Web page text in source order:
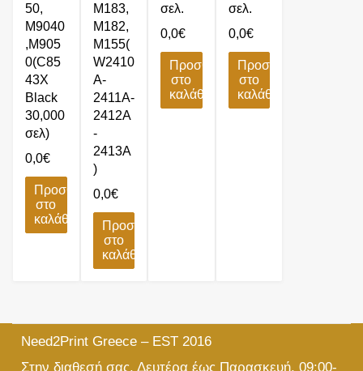
50,
M9040
,M905
0(C85
43X
Black
30,000
σελ)
0,0€
Προσθήκη
στο
καλάθι
M183,
M182,
M155(
W2410
A-
2411A-
2412A
-
2413A
)
0,0€
Προσθήκη
στο
καλάθι
σελ.
0,0€
Προσθήκη
στο
καλάθι
σελ.
0,0€
Προσθήκη
στο
καλάθι
Need2Print Greece – EST 2016
Στην διαθεσή σας, Δευτέρα έως Παρασκευή, 09:00-